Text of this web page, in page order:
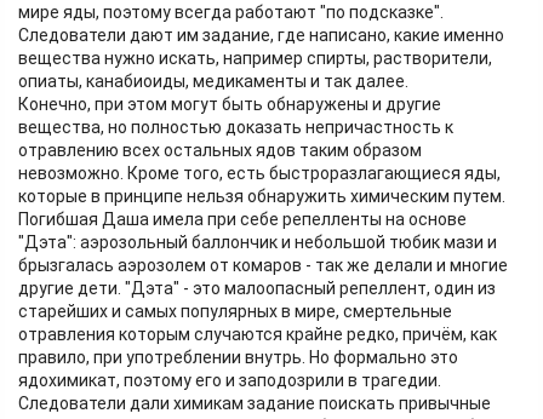
мире яды, поэтому всегда работают "по подсказке".
Следователи дают им задание, где написано, какие именно
вещества нужно искать, например спирты, растворители,
опиаты, канабиоиды, медикаменты и так далее.
Конечно, при этом могут быть обнаружены и другие
вещества, но полностью доказать непричастность к
отравлению всех остальных ядов таким образом
невозможно. Кроме того, есть быстроразлагающиеся яды,
которые в принципе нельзя обнаружить химическим путем.
Погибшая Даша имела при себе репелленты на основе
"Дэта": аэрозольный баллончик и небольшой тюбик мази и
брызгалась аэрозолем от комаров - так же делали и многие
другие дети. "Дэта" - это малоопасный репеллент, один из
старейших и самых популярных в мире, смертельные
отравления которым случаются крайне редко, причём, как
правило, при употреблении внутрь. Но формально это
ядохимикат, поэтому его и заподозрили в трагедии.
Следователи дали химикам задание поискать привычные